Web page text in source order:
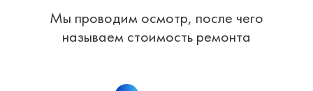
Мы проводим осмотр, после чего
называем стоимость ремонта